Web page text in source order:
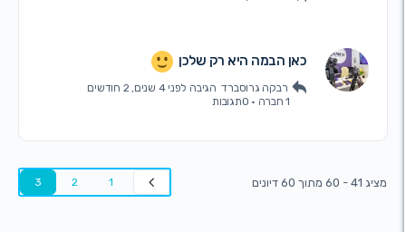
כאן הבמה היא רק שלכן
רבקה גרוסברד הגיבהלפני 4 שנים, 2 חודשים
0תגובות